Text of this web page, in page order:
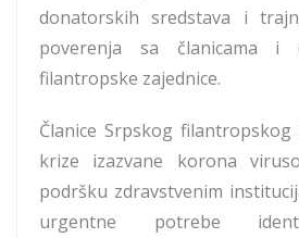
donatorskih sredstava i
poverenja sa članicama i
filantropske zajednice.
Članice Srpskog
krize izazvane korona
podršku zdravstvenim
urgentne potrebe